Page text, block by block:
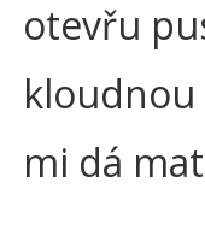
otevřu
kloudnou
mi dá